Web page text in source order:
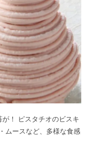
！ ピスタチオのビスキ
ムースなど、多様な食感